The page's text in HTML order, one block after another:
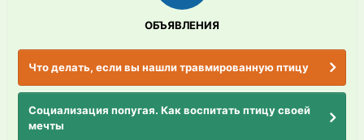
ОБЪЯВЛЕНИЯ
Что делать, если вы нашли травмированную птицу
Социализация попугая. Как воспитать птицу своей
мечты